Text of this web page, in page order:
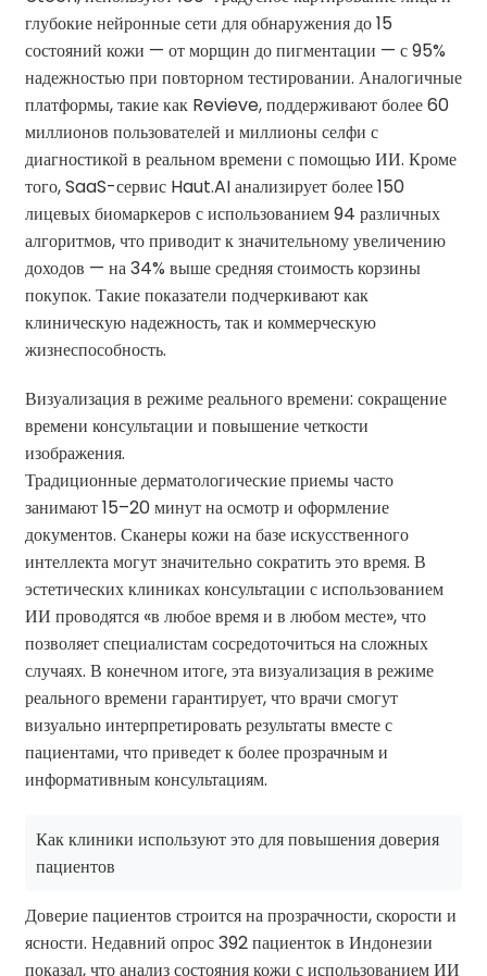
глубокие нейронные сети для обнаружения до 15
состояний кожи — от морщин до пигментации — с 95%
надежностью при повторном тестировании. Аналогичные
платформы, такие как Revieve, поддерживают более 60
миллионов пользователей и миллионы селфи с
диагностикой в ​​реальном времени с помощью ИИ. Кроме
того, SaaS-сервис Haut.AI анализирует более 150
лицевых биомаркеров с использованием 94 различных
алгоритмов, что приводит к значительному увеличению
доходов — на 34% выше средняя стоимость корзины
покупок. Такие показатели подчеркивают как
клиническую надежность, так и коммерческую
жизнеспособность.
Визуализация в режиме реального времени: сокращение
времени консультации и повышение четкости
изображения.
Традиционные дерматологические приемы часто
занимают 15–20 минут на осмотр и оформление
документов. Сканеры кожи на базе искусственного
интеллекта могут значительно сократить это время. В
эстетических клиниках консультации с использованием
ИИ проводятся «в любое время и в любом месте», что
позволяет специалистам сосредоточиться на сложных
случаях. В конечном итоге, эта визуализация в режиме
реального времени гарантирует, что врачи смогут
визуально интерпретировать результаты вместе с
пациентами, что приведет к более прозрачным и
информативным консультациям.
Как клиники используют это для повышения доверия
пациентов
Доверие пациентов строится на прозрачности, скорости и
ясности. Недавний опрос 392 пациенток в Индонезии
показал, что анализ состояния кожи с использованием ИИ